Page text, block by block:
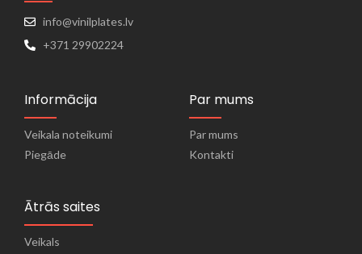
info@vinilplates.lv
+371 29902224
Informācija
Veikala noteikumi
Piegāde
Par mums
Par mums
Kontakti
Ātrās saites
Veikals